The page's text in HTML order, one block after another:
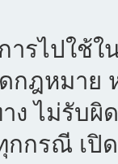
รไปใช้
กฎหมาย
ง ไม่รับผิ
กกรณี เปิ